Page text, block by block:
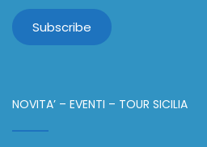
NOVITA’ – EVENTI – TOUR SICILIA